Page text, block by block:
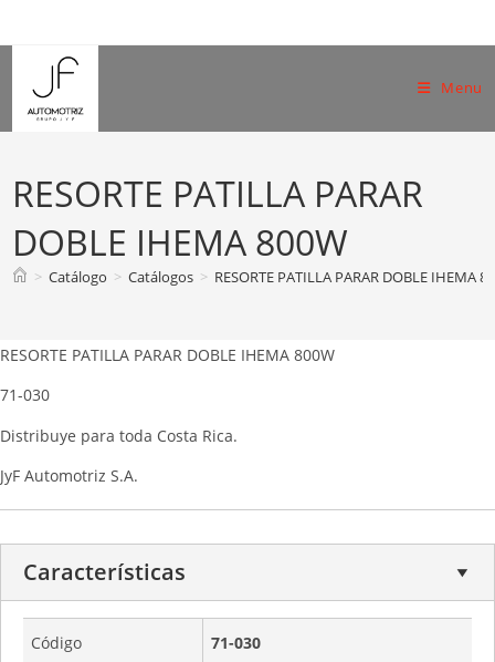
to
content
Menu
RESORTE PATILLA PARAR
DOBLE IHEMA 800W
> Catálogo > Catálogos > RESORTE PATILLA PARAR DOBLE IHEMA
RESORTE PATILLA PARAR DOBLE IHEMA 800W
71-030
Distribuye para toda Costa Rica.
JyF Automotriz S.A.
Características
Código 71-030